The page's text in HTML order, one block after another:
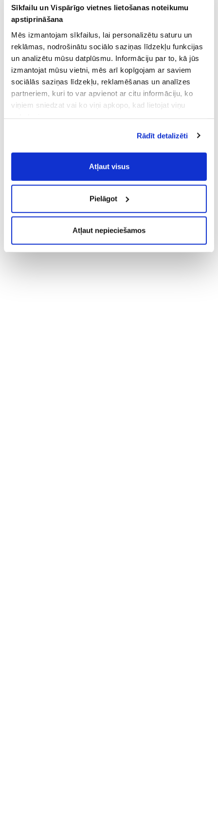
Sīkfailu un Vispārīgo vietnes lietošanas noteikumu
apstiprināšana
Mēs izmantojam sīkfailus, lai personalizētu saturu un
reklāmas, nodrošinātu sociālo saziņas līdzekļu funkcijas
un analizētu mūsu datplūsmu. Informāciju par to, kā jūs
izmantojat mūsu vietni, mēs arī kopīgojam ar saviem
sociālās saziņas līdzekļu, reklamēšanas un analīzes
partneriem, kuri to var apvienot ar citu informāciju, ko
viņiem sniedzat vai ko viņi apkopo, kad lietojat viņu
Vispārīgiem vietnes lietošanas
noteikumiem(saīsināti - VVLN).
Rādīt detalizēti
Atļaut visus
Pielāgot
Atļaut nepieciešamos